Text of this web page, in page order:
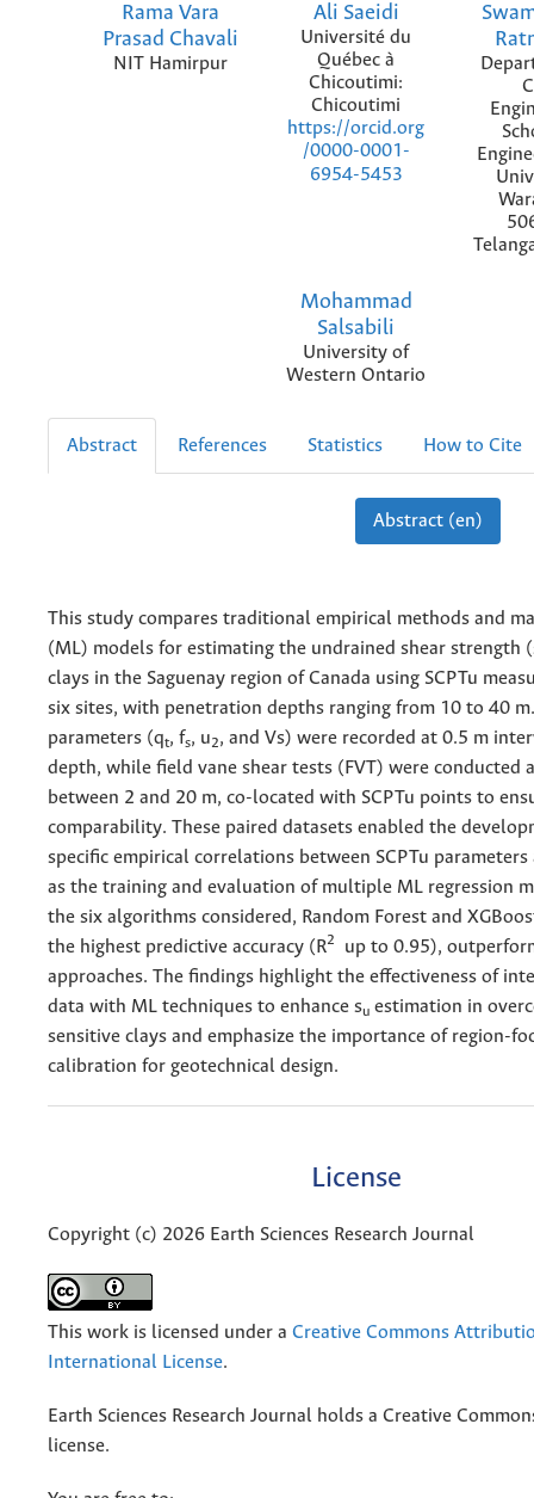
Rama Vara
Prasad Chavali
NIT Hamirpur
Ali Saeidi
Université du
Québec à
Chicoutimi:
Chicoutimi
https://orcid.org
/0000-0001-
6954-5453
Mohammad
Salsabili
University of
Western Ontario
Abstract References Statistics How to Cite
Abstract (en)
This study compares traditional empirical methods and
(ML) models for estimating the undrained shear strength
clays in the Saguenay region of Canada using SCPTu
six sites, with penetration depths ranging from 10 to 40 m.
parameters (qt, fs, u2, and Vs) were recorded at 0.5 m
depth, while field vane shear tests (FVT) were conducted
between 2 and 20 m, co-located with SCPTu points to
comparability. These paired datasets enabled the
specific empirical correlations between SCPTu parameters
as the training and evaluation of multiple ML regression
the six algorithms considered, Random Forest and
the highest predictive accuracy (R2
up to 0.95),
approaches. The findings highlight the effectiveness of
data with ML techniques to enhance su estimation in
sensitive clays and emphasize the importance of region-
calibration for geotechnical design.
License
Copyright (c) 2026 Earth Sciences Research Journal
This work is licensed under a Creative Commons
International License.
Earth Sciences Research Journal holds a Creative
license.